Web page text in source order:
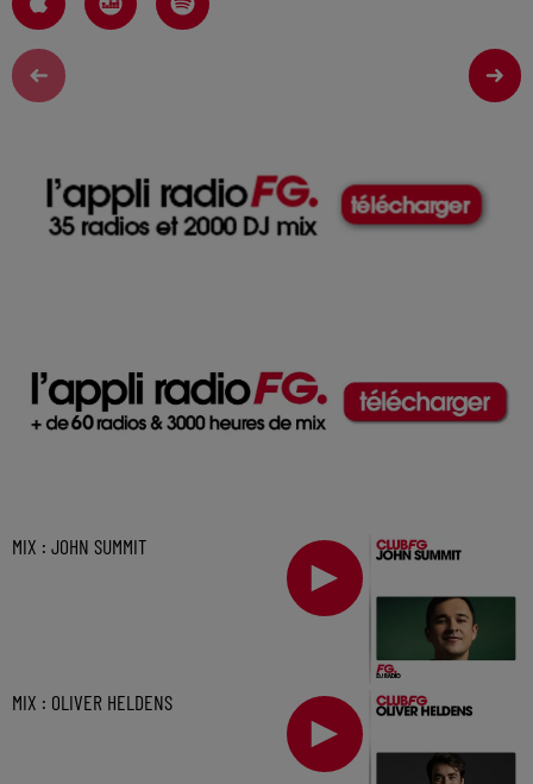
MIX : JOHN SUMMIT
MIX : OLIVER HELDENS